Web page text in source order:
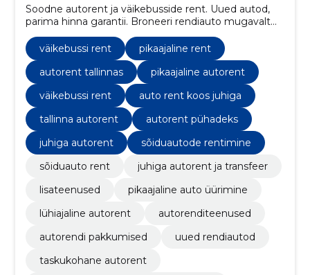
Soodne autorent ja väikebusside rent. Uued autod,
parima hinna garantii. Broneeri rendiauto mugavalt
internetis!
väikebussi rent
pikaajaline rent
autorent tallinnas
pikaajaline autorent
väikebussi rent
auto rent koos juhiga
tallinna autorent
autorent pühadeks
juhiga autorent
sõiduautode rentimine
sõiduauto rent
juhiga autorent ja transfeer
lisateenused
pikaajaline auto üürimine
lühiajaline autorent
autorenditeenused
autorendi pakkumised
uued rendiautod
taskukohane autorent